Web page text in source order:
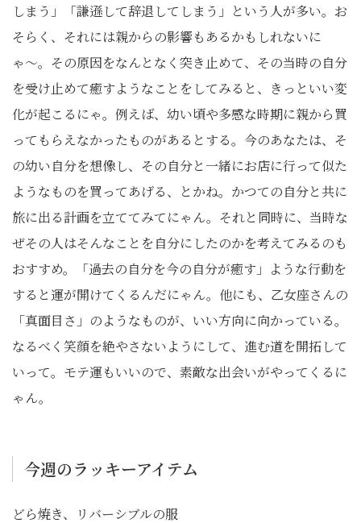
しまう」「謙遜して辞退してしまう」という人が多い。お
そらく、それには親からの影響もあるかもしれないに
ゃ〜。その原因をなんとなく突き止めて、その当時の自分
を受け止めて癒すようなことをしてみると、きっといい変
化が起こるにゃ。例えば、幼い頃や多感な時期に親から買
ってもらえなかったものがあるとする。今のあなたは、そ
の幼い自分を想像し、その自分と一緒にお店に行って似た
ようなものを買ってあげる、とかね。かつての自分と共に
旅に出る計画を立ててみてにゃん。それと同時に、当時な
ぜその人はそんなことを自分にしたのかを考えてみるのも
おすすめ。「過去の自分を今の自分が癒す」ような行動を
すると運が開けてくるんだにゃん。他にも、乙女座さんの
「真面目さ」のようなものが、いい方向に向かっている。
なるべく笑顔を絶やさないようにして、進む道を開拓して
いって。モテ運もいいので、素敵な出会いがやってくるに
ゃん。
今週のラッキーアイテム
どら焼き、リバーシブルの服